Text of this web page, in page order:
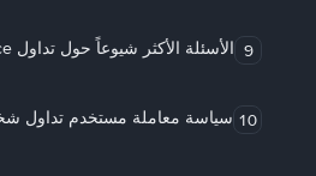
9 الأسئلة الأكثر شيوعاً حول تداول Binance شخص لشخص
10 سياسة معاملة مستخدم